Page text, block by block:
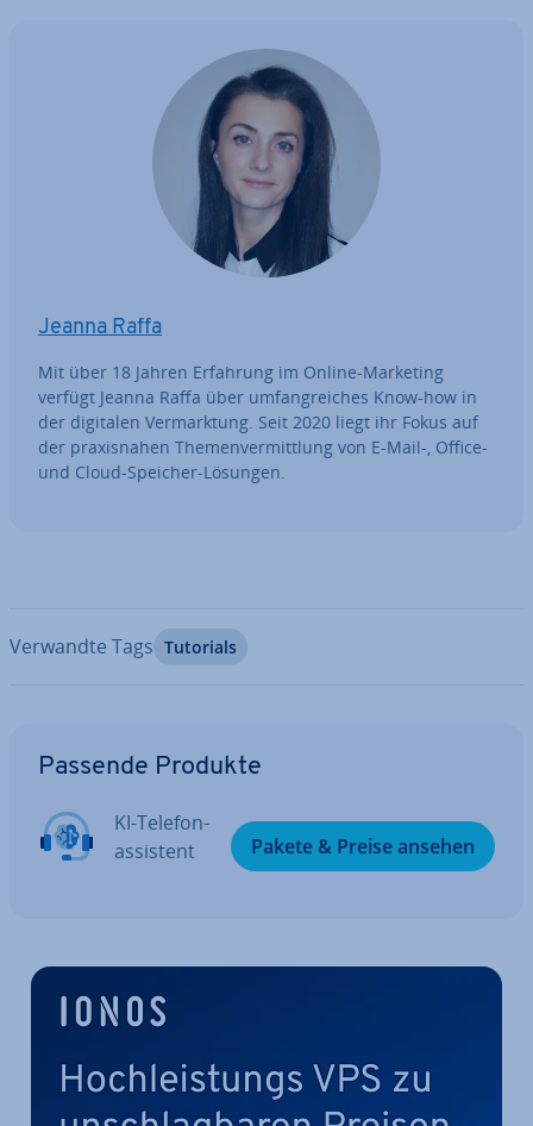
Jeanna Raffa
Mit über 18 Jahren Erfahrung im Online-Marketing
verfügt Jeanna Raffa über um­fang­rei­ches Know-how in
der digitalen Ver­mark­tung. Seit 2020 liegt ihr Fokus auf
der pra­xis­na­hen The­men­ver­mitt­lung von E-Mail-, Office-
und Cloud-Speicher-Lösungen.
Verwandte Tags Tutorials
Passende Produkte
KI-Te­le­fon­
as­sis­tent
Pakete & Preise ansehen